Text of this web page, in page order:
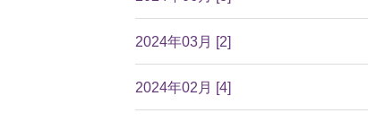
2024年03月 [2]
2024年02月 [4]